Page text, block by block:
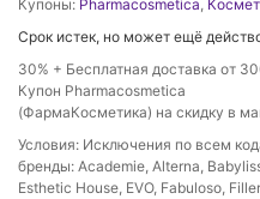
Купоны: Pharmacosmetica,
Срок истек, но может ещё
30% + Бесплатная доставка от
Купон Pharmacosmetica
(ФармаКосметика) на скидку в
Условия: Исключения по всем
бренды: Academie, Alterna,
Esthetic House, EVO, Fabuloso,